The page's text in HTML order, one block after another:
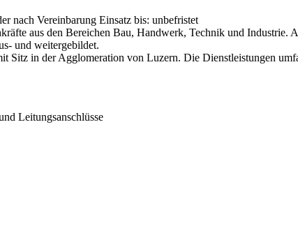
nach Vereinbarung Einsatz bis: unbefristet
aus den Bereichen Bau, Handwerk, Technik und Industrie.
und weitergebildet.
Sitz in der Agglomeration von Luzern. Die Dienstleistungen
Leitungsanschlüsse